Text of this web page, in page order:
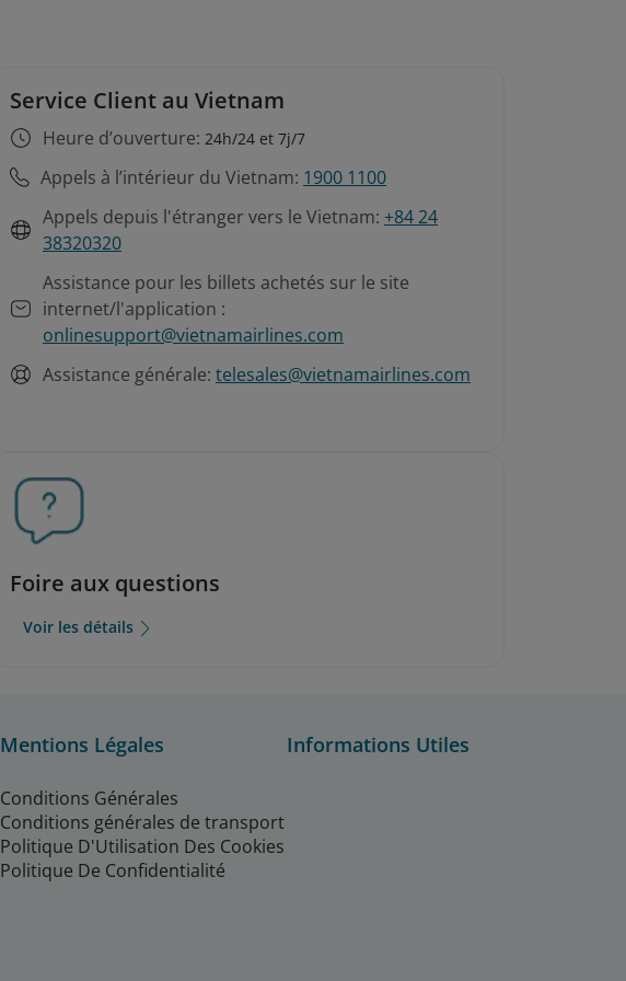
Service Client au Vietnam
Heure d’ouverture: 24h/24 et 7j/7
Appels à l’intérieur du Vietnam: 1900 1100
Appels depuis l'étranger vers le Vietnam: +84 24
38320320
Assistance pour les billets achetés sur le site
internet/l'application :
onlinesupport@vietnamairlines.com
Assistance générale: telesales@vietnamairlines.com
Foire aux questions
Voir les détails
Mentions Légales
Conditions Générales
Conditions générales de transport
Politique D'Utilisation Des Cookies
Politique De Confidentialité
Informations Utiles